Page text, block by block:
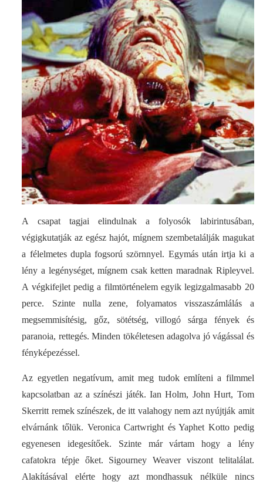
A csapat tagjai elindulnak a folyosók labirintusában,
végigkutatják az egész hajót, mígnem szembetalálják magukat
a félelmetes dupla fogsorú szörnnyel. Egymás után irtja ki a
lény a legénységet, mígnem csak ketten maradnak Ripleyvel.
A végkifejlet pedig a filmtörténelem egyik legizgalmasabb 20
perce. Szinte nulla zene, folyamatos visszaszámlálás a
megsemmisítésig, gőz, sötétség, villogó sárga fények és
paranoia, rettegés. Minden tökéletesen adagolva jó vágással és
fényképezéssel.
Az egyetlen negatívum, amit meg tudok említeni a filmmel
kapcsolatban az a színészi játék. Ian Holm, John Hurt, Tom
Skerritt remek színészek, de itt valahogy nem azt nyújtják amit
elvárnánk tőlük. Veronica Cartwright és Yaphet Kotto pedig
egyenesen idegesítőek. Szinte már vártam hogy a lény
cafatokra tépje őket. Sigourney Weaver viszont telitalálat.
Alakításával elérte hogy azt mondhassuk nélküle nincs